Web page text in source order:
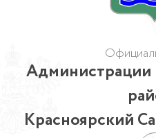
Администрации
Красноярский